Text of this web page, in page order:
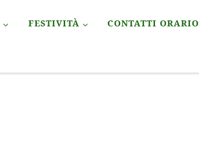
FESTIVITÀ CONTATTI ORARIO